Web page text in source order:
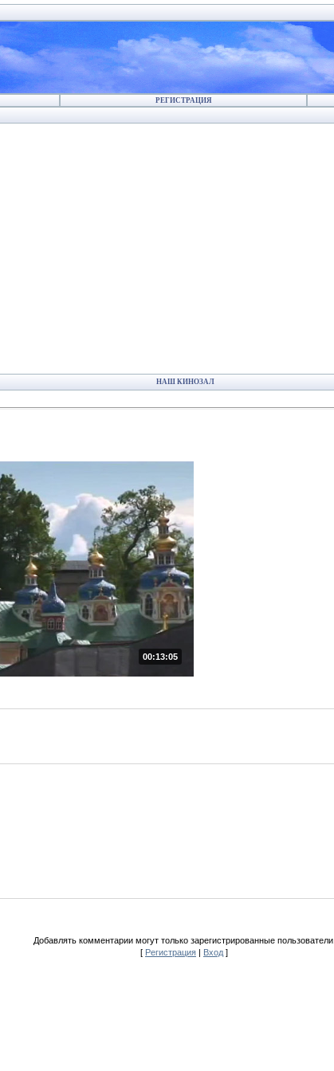
РЕГИСТРАЦИЯ
НАШ КИНОЗАЛ
00:13:05
Добавлять комментарии могут только зарегистрированные пользователи.
[ Регистрация | Вход ]